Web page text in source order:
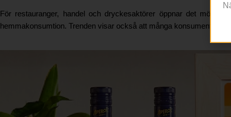
För restauranger, handel och dryckesaktörer öppnar det
hemmakonsumtion. Trenden visar också att många konsumenter